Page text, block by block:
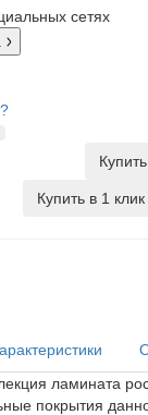
сетях
Купить
Купить в 1 клик
ламината
покрытия